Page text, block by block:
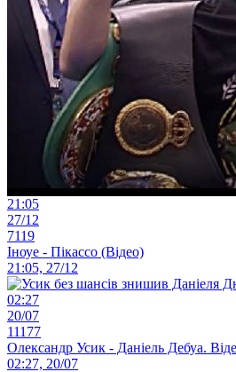
21:05
27/12
7119
Іноуе - Пікассо (Відео)
21:05, 27/12
02:27
20/07
11177
Олександр Усик - Даніель Дебуа.
02:27, 20/07